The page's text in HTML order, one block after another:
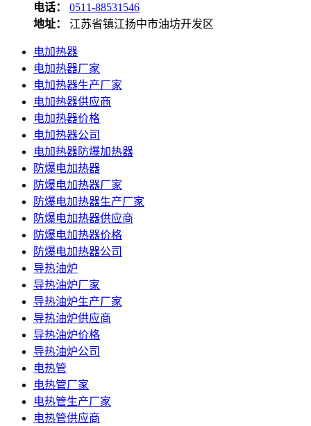
电话：
0511-88531546
地址：
江苏省镇江扬中市油坊开发区
电加热器
电加热器厂家
电加热器生产厂家
电加热器供应商
电加热器价格
电加热器公司
电加热器防爆加热器
防爆电加热器
防爆电加热器厂家
防爆电加热器生产厂家
防爆电加热器供应商
防爆电加热器价格
防爆电加热器公司
导热油炉
导热油炉厂家
导热油炉生产厂家
导热油炉供应商
导热油炉价格
导热油炉公司
电热管
电热管厂家
电热管生产厂家
电热管供应商